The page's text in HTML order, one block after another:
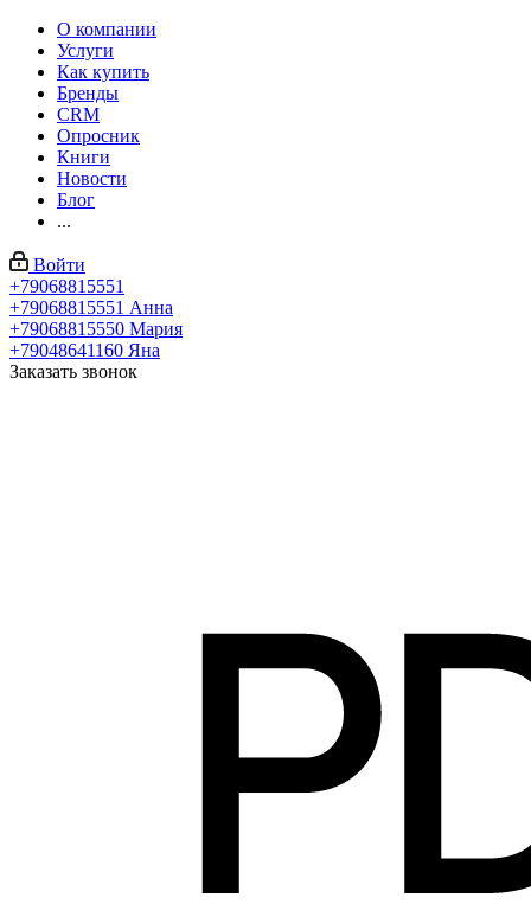
О компании
Услуги
Как купить
Бренды
CRM
Опросник
Книги
Новости
Блог
...
Войти
+79068815551
+79068815551 Анна
+79068815550 Мария
+79048641160 Яна
Заказать звонок